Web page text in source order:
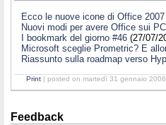
Ecco le nuove icone di Office 2007
Nuovi modi per avere Office sui
I bookmark del giorno #46 (27/07/
Microsoft sceglie Prometric? E
Riassunto sulla roadmap verso
Print | posted on martedì 31 gennaio
Feedback